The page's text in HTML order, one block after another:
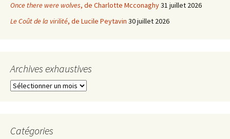
Once there were wolves, de Charlotte Mcconaghy31 juillet 2026
Le Coût de la virilité, de Lucile Peytavin 30 juillet 2026
Archives exhaustives
Archives
Catégories